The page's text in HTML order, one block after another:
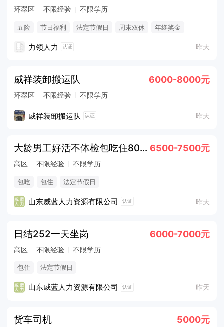
环翠区 不限经验 不限学历
五险 节日福利 法定节假日 周末双休 年终奖金
力领人力 认证 昨天
威祥装卸搬运队 6000-8000元
环翠区 不限经验 不限学历
威祥装卸搬运队 认证 昨天
大龄男工好活不体检包吃住8000 6500-7500元
高区 不限经验 不限学历
包吃 包住 法定节假日
山东威蓝人力资源有限公司 认证 昨天
日结252一天坐岗 6000-7000元
高区 不限经验 不限学历
包住 法定节假日
山东威蓝人力资源有限公司 认证 昨天
货车司机 5000元